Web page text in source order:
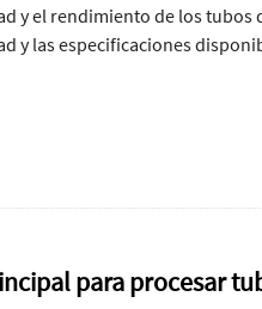
y el rendimiento de los
y las especificaciones
mayor eficiencia de
para procesar